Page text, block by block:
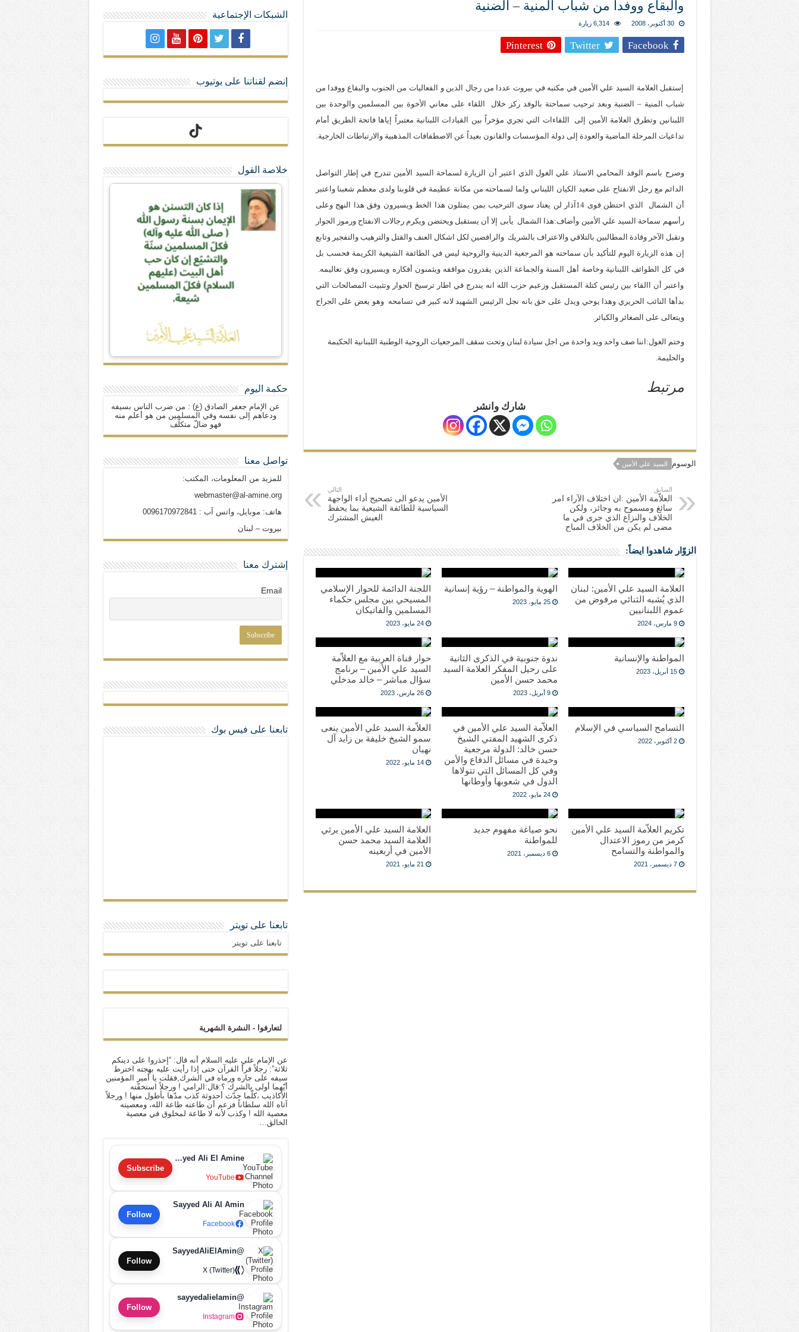
المذاهب ليست قدرًا لا يمكن تجاوزه
ليست المنفعة تأتي من إسلامية النّظام كما لا تأتي المضرة من مسيحية النظام
المتهاون بوطنه متهاون بدينه حتماً
والبقاع ووفدا من شباب المنية – الضنية
30 أكتوبر، 2008 6,314 زيارة
Facebook
Twitter
Pinterest
إستقبل العلامة السيد علي الأمين في مكتبه في بيروت عددا من رجال الدين و الفعاليات من الجنوب والبقاع ووفدا من
شباب المنية – الضنية وبعد ترحيب سماحتة بالوفد ركز خلال
اللقاء على معاني الأخوة بين المسلمين والوحدة بين
اللبنانين وتطرق العلامة الأمين إلى
اللقاءات التي تجري مؤخراً بين القيادات اللبنانية معتبراً إياها فاتحة الطريق أمام
تداعيات المرحلة الماضية والعودة إلى دولة المؤسسات والقانون بعيداً عن الاصطفافات المذهبية والارتباطات الخارجية.
وصرح باسم الوفد المحامي الاستاذ علي الغول الذي اعتبر أن الزيارة لسماحة السيد الأمين تندرج في إطار التواصل
الدائم مع رجل الانفتاح على صعيد الكيان اللبناني ولما لسماحته من مكانة عظيمة في قلوبنا ولدى معظم شعبنا واعتبر
أن الشمال
الذي احتظن قوى 14آذار لن يعتاد سوى الترحيب بمن يمثلون هذا الخط ويسيرون وفق هذا النهج وعلى
رأسهم سماحة السيد علي الأمين وأضاف:هذا الشمال يأبى إلا أن يستقبل ويحتضن ويكرم رجالات الانفتاح ورموز الحوار
وتقبل الآخر وقادة المطالبين بالتلاقي والاعتراف بالشريك والرافضين لكل اشكال العنف والقتل والترهيب والتفجير وتابع
إن هذه الزيارة اليوم للتأكيد بأن سماحته هو المرجعية الدينية والروحية ليس في الطائفة الشيعية الكريمة فحسب بل
في كل الطوائف اللبنانية وخاصة أهل السنة والجماعة الذين يقدرون مواقفه ويثمنون أفكاره ويسيرون وفق تعاليمه.
واعتبر أن االقاء بين رئيس كتلة المستقبل وزعيم حزب الله انه يندرج في اطار ترسيخ الحوار وتثبيت المصالحات التي
بدأها النائب الحريري وهذا يوحي ويدل على حق بانه نجل الرئيس الشهيد لانه كبير في تسامحه وهو يعض على الجراح
ويتعالى على الصغائر والكبائر.
وختم الغول:اننا صف واحد ويد واحدة من اجل سيادة لبنان وتحت سقف المرجعيات الروحية الوطنية اللبنانية الحكيمة
والحليمة.
مرتبط
شارك وانشر
الوسوم السيد علي الأمين
السابق
العلاّمة الأمين :ان اختلاف الآراء امر
سائغ ومسموح به وجائز، ولكن
الخلاف والنزاع الذي جرى في ما
مضى لم يكن من الخلاف المباح
التالي
الأمين يدعو الى تصحيح أداء الواجهة
السياسية للطائفة الشيعية بما يحفظ
العيش المشترك
الزوّار شاهدوا ايضاً:
العلامة السيد علي الأمين: لبنان
الذي يُشبه الثنائي مرفوض من
عموم اللبنانيين
9 مارس، 2024
الهوية والمواطنة – رؤية إنسانية
25 مايو، 2023
اللجنة الدائمة للحوار الإسلامي
المسيحي بين مجلس حكماء
المسلمين والفاتيكان
24 مايو، 2023
المواطنة والإنسانية
15 أبريل، 2023
ندوة جنوبية في الذكرى الثانية
على رحيل المفكر العلامة السيد
محمد حسن الأمين
9 أبريل، 2023
حوار قناة العربية مع العلاّمة
السيد علي الأمين – برنامج
سؤال مباشر – خالد مدخلي
26 مارس، 2023
التسامح السياسي في الإسلام
2 أكتوبر، 2022
العلاّمة السيد علي الأمين في
ذكرى الشهيد المفتي الشيخ
حسن خالد: الدولة مرجعية
وحيدة في مسائل الدفاع والأمن
وفي كل المسائل التي تتولاها
الدول في شعوبها وأوطانها
24 مايو، 2022
العلاّمة السيد علي الأمين ينعى
سمو الشيخ خليفة بن زايد آل
نهيان
14 مايو، 2022
تكريم العلاّمة السيد علي الأمين
كرمز من رموز الاعتدال
والمواطنة والتسامح
7 ديسمبر، 2021
نحو صياغة مفهوم جديد
للمواطنة
6 ديسمبر، 2021
العلامة السيد علي الأمين يرثي
العلامة السيد محمد حسن
الأمين في أربعينه
21 مايو، 2021
الشبكات الإجتماعية
إنضم لقناتنا على يوتيوب
تيك توك
خلاصة القول
حكمة اليوم
عن الإمام جعفر الصادق (ع) : من ضرب الناس بسيفه
ودعاهم إلى نفسه وفي المسلمين من هو أعلم منه
فهو ضالّ متكلّف
تواصل معنا
للمزيد من المعلومات، المكتب:
webmaster@al-amine.org
هاتف: موبايل، واتس آب : 0096170972841
بيروت – لبنان
إشترك معنا
Email
تابعنا على فيس بوك
تابعنا على تويتر
تابعنا على تويتر
لتعارفوا - النشرة الشهرية
عن الإمام علي عليه السلام أنه قال: “إحذروا على دينكم
ثلاثة”: رجلاً قرأ القرآن حتى إذا رأيت عليه بهجته اخترط
سيفه على جاره ورماه في الشرك,فقلت يا أمير المؤمنين
أيّهما أولى بالشرك ؟:قال:الرامي ! ورجلاً استخفّته
الأكاذيب ،كلّما حدّث أحدوثة كذب مدّها بأطول منها ! ورجلاً
آتاه الله سلطاناً فزعم أن طاعته طاعة الله، ومعصيته
معصية الله ! وكذب لأنه لا طاعة لمخلوق في معصية
الخالق…
Sayyed Ali El Amine
YouTube
Subscribe
Sayyed Ali Al Amin
Facebook
Follow
@SayyedAliElAmin
X (Twitter)
Follow
@sayyedalielamin
Instagram
Follow